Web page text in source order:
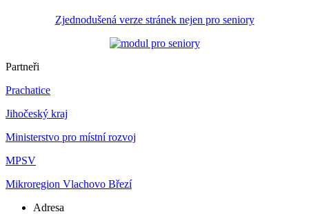
Zjednodušená verze stránek nejen pro seniory
Partneři
Prachatice
Jihočeský kraj
Ministerstvo pro místní rozvoj
MPSV
Mikroregion Vlachovo Březí
Adresa